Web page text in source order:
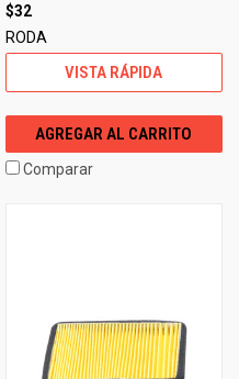
$32
RODA
VISTA RÁPIDA
AGREGAR AL CARRITO
Comparar